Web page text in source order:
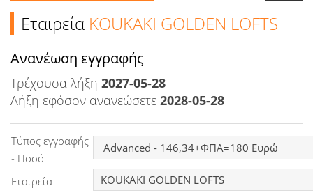
Εταιρείες
Κατάλογος
Αγγελίες
Ειδήσεις
Παιχνίδια
Εταιρεία KOUKAKI GOLDEN LOFTS
Aνανέωση εγγραφής
Τρέχουσα λήξη 2027-05-28
Λήξη εφόσον ανανεώσετε 2028-05-28
Τύπος εγγραφής
- Ποσό
Εταιρεία